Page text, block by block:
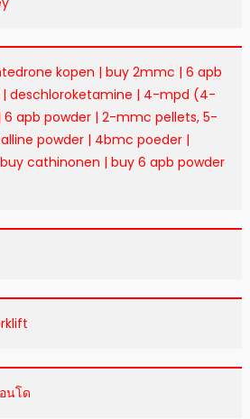
kopen | buy 2mmc | 6 apb
deschloroketamine | 4-mpd (4-
apb powder | 2-mmc pellets, 5-
powder | 4bmc poeder |
cathinonen | buy 6 apb powder
นโด